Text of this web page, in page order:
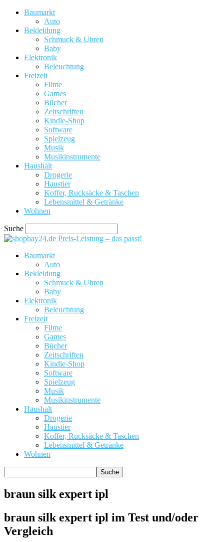
Baumarkt
Auto
Bekleidung
Schmuck & Uhren
Baby
Elektronik
Beleuchtung
Freizeit
Filme
Games
Bücher
Zeitschriften
Kindle-Shop
Software
Spielzeug
Musik
Musikinstrumente
Haushalt
Drogerie
Haustier
Koffer, Rucksäcke & Taschen
Lebensmittel & Getränke
Wohnen
Suche
Preis-Leistung – das passt!
Baumarkt
Auto
Bekleidung
Schmuck & Uhren
Baby
Elektronik
Beleuchtung
Freizeit
Filme
Games
Bücher
Zeitschriften
Kindle-Shop
Software
Spielzeug
Musik
Musikinstrumente
Haushalt
Drogerie
Haustier
Koffer, Rucksäcke & Taschen
Lebensmittel & Getränke
Wohnen
braun silk expert ipl
braun silk expert ipl im Test und/oder
Vergleich